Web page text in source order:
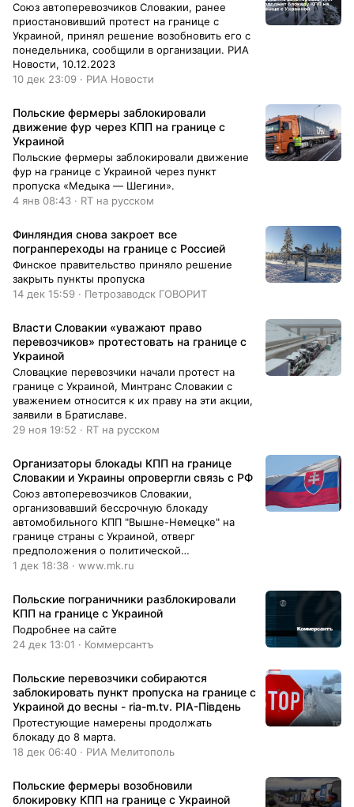
Союз автоперевозчиков Словакии, ранее
приостановивший протест на границе с
Украиной, принял решение возобновить его с
понедельника, сообщили в организации. РИА
Новости, 10.12.2023
10 дек 23:09 · РИА Новости
Польские фермеры заблокировали
движение фур через КПП на границе с
Украиной
Польские фермеры заблокировали движение
фур на границе с Украиной через пункт
пропуска «Медыка — Шегини».
4 янв 08:43 · RT на русском
Финляндия снова закроет все
погранпереходы на границе с Россией
Финское правительство приняло решение
закрыть пункты пропуска
14 дек 15:59 · Петрозаводск ГОВОРИТ
Власти Словакии «уважают право
перевозчиков» протестовать на границе с
Украиной
Словацкие перевозчики начали протест на
границе с Украиной, Минтранс Словакии с
уважением относится к их праву на эти акции,
заявили в Братиславе.
29 ноя 19:52 · RT на русском
Организаторы блокады КПП на границе
Словакии и Украины опровергли связь с РФ
Союз автоперевозчиков Словакии,
организовавший бессрочную блокаду
автомобильного КПП "Вышне-Немецке" на
границе страны с Украиной, отверг
предположения о политической
мотивированности акции и ее связи с Россией
1 дек 18:38 · www.mk.ru
Польские пограничники разблокировали
КПП на границе с Украиной
Подробнее на сайте
24 дек 13:01 · Коммерсантъ
Польские перевозчики собираются
заблокировать пункт пропуска на границе с
Украиной до весны - ria-m.tv. РІА-Південь
Протестующие намерены продолжать
блокаду до 8 марта.
18 дек 06:40 · РИА Мелитополь
Польские фермеры возобновили
блокировку КПП на границе с Украиной